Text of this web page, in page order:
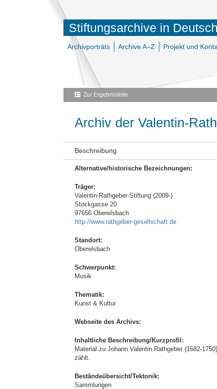
Stiftungsarchive in
Archivporträts Archive A–Z Projekt und
Zur Ergebnisliste
Archiv der Valentin-
Beschreibung
Alternative/historische Bezeichnungen:
Träger:
Valentin-Rathgeber-Stiftung (2009-)
Stockgasse 20
97656 Oberelsbach
http://www.rathgeber-gesellschaft.de
Standort:
Oberelsbach
Schwerpunkt:
Musik
Thematik:
Kunst & Kultur
Webseite des Archivs:
Inhaltliche Beschreibung/Kurzprofil:
Material zu Johann Valentin Rathgeber (1682-
zählt.
Beständeübersicht/Tektonik:
Sammlungen